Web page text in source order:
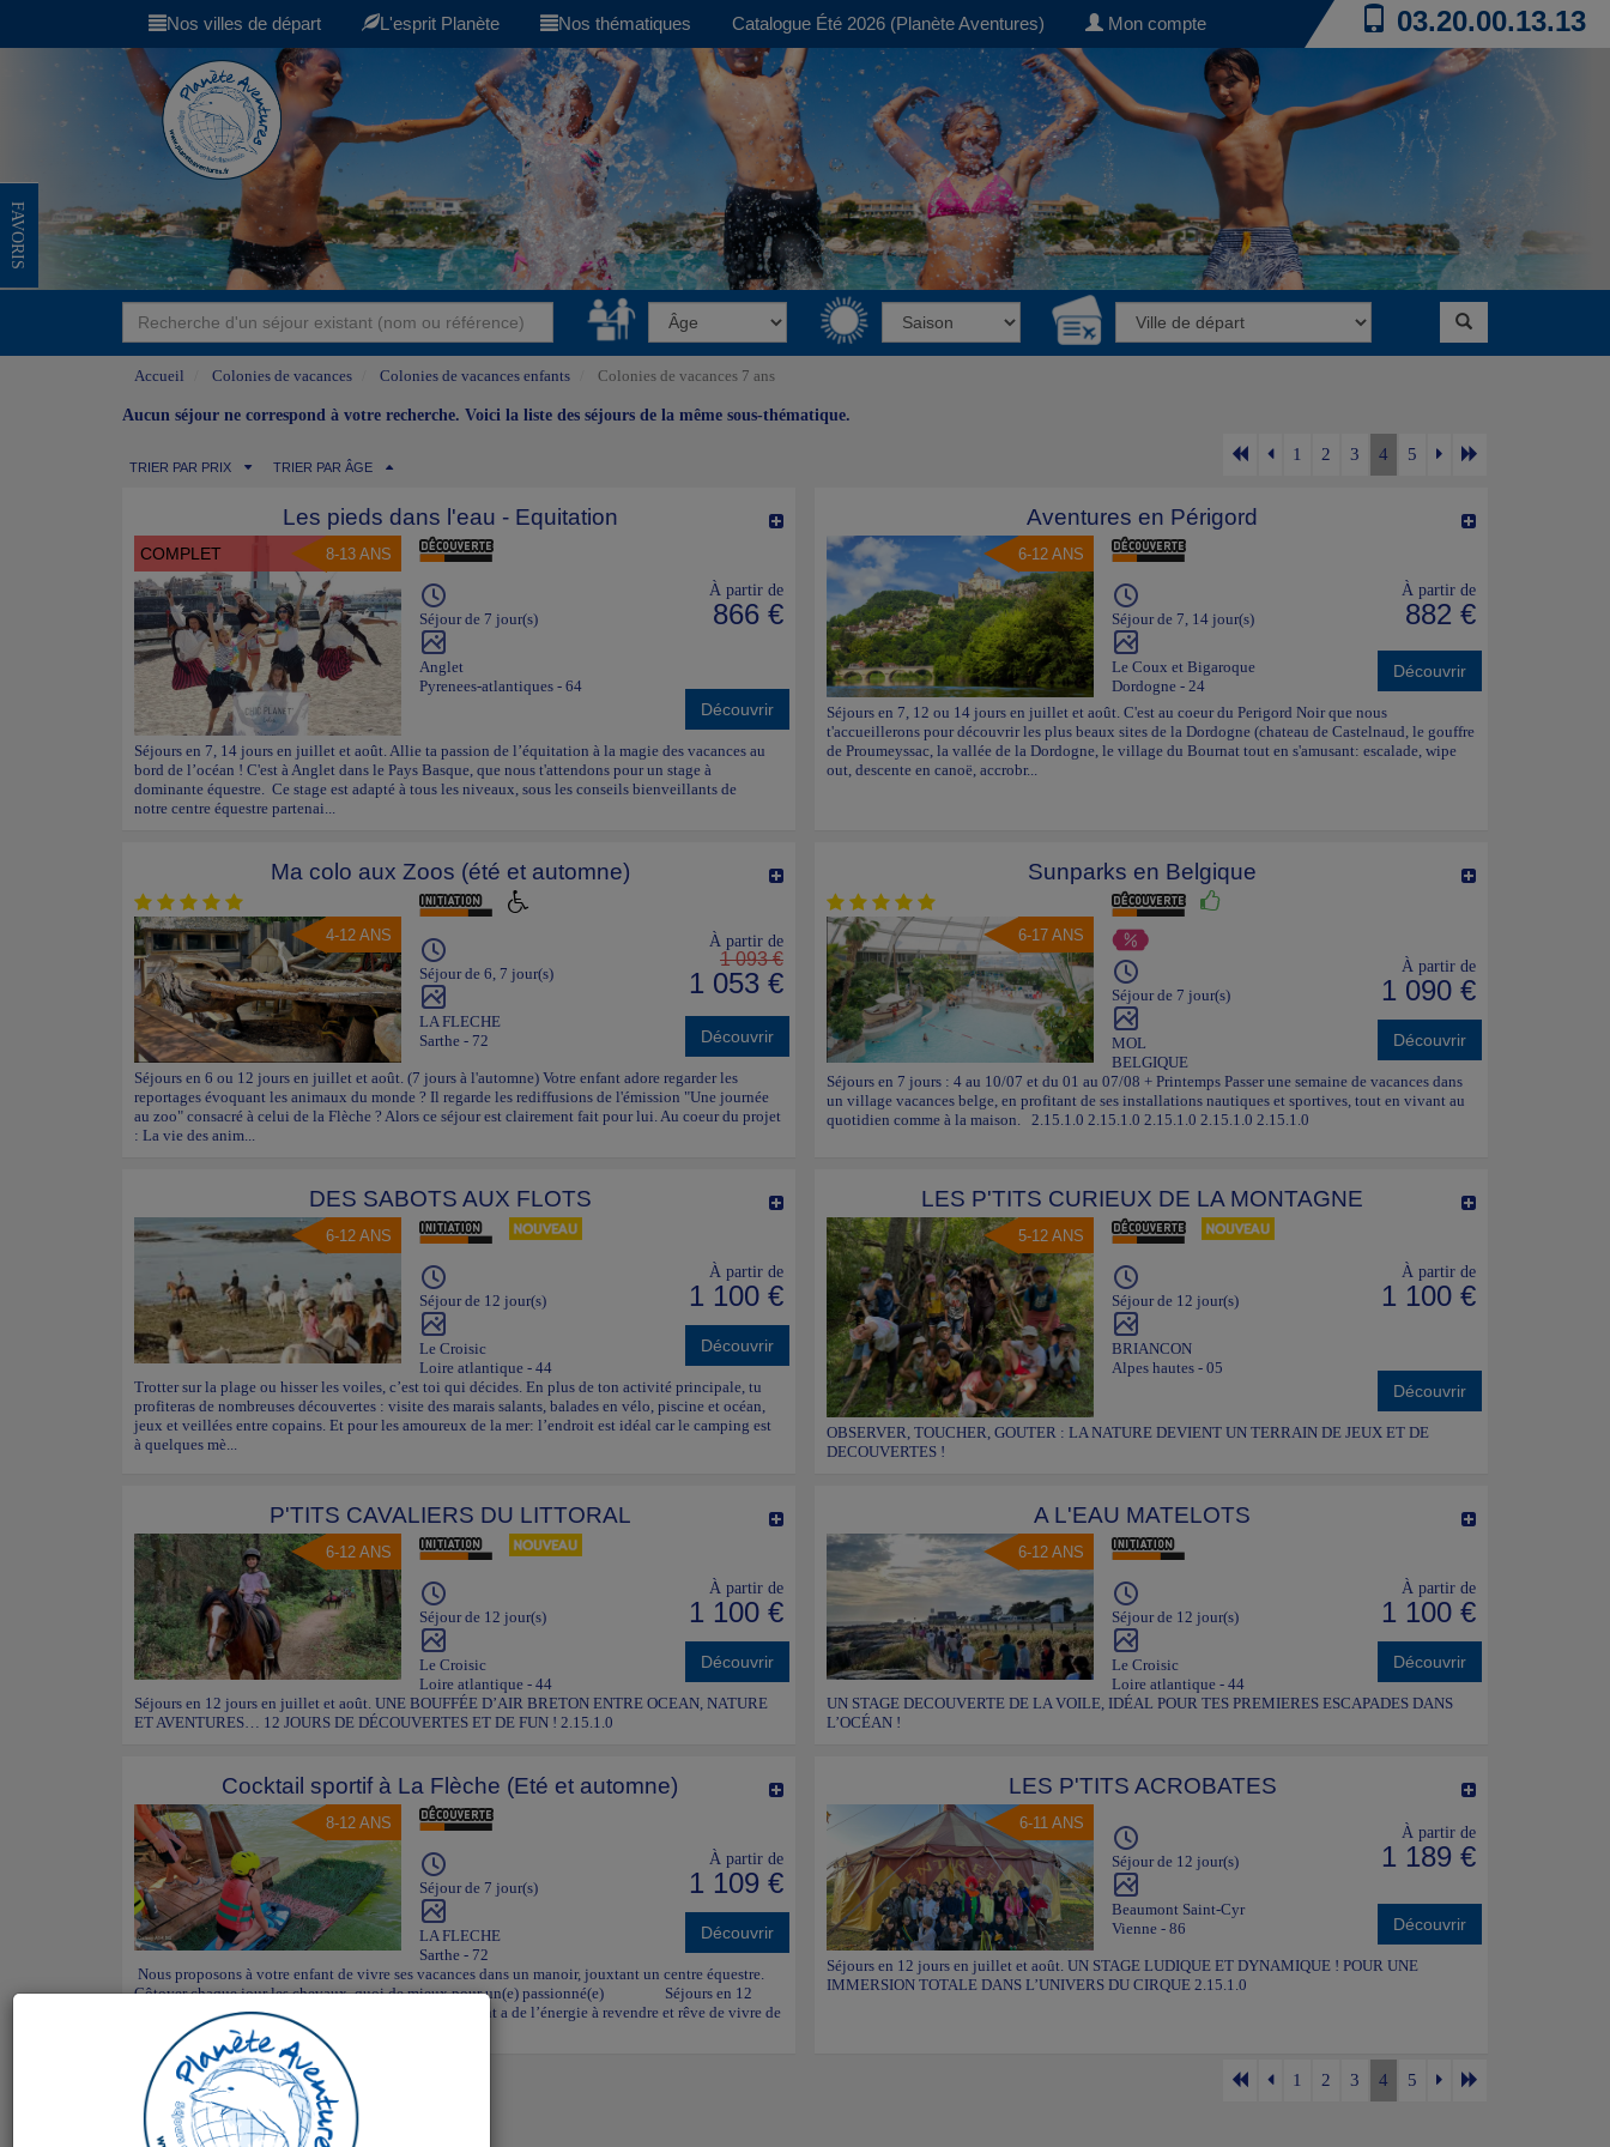
Nos villes de départ L'esprit Planète Nos thématiques Catalogue Été 2026 (Planète Aventures) Mon compte 03.20.00.13.13
FAVORIS
Accueil Colonies de vacances Colonies de vacances enfants Colonies de vacances 7 ans
Aucun séjour ne correspond à votre recherche. Voici la liste des séjours de la même sous-thématique.
TRIER PAR PRIX TRIER PAR ÂGE
1 2 3 4 5
Les pieds dans l'eau - Equitation
COMPLET 8-13 ANS
Séjour de 7 jour(s)
Anglet
Pyrenees-atlantiques - 64
À partir de
866 €
Découvrir
Séjours en 7, 14 jours en juillet et août. Allie ta passion de l’équitation à la magie des vacances au
bord de l’océan ! C'est à Anglet dans le Pays Basque, que nous t'attendons pour un stage à
dominante équestre. Ce stage est adapté à tous les niveaux, sous les conseils bienveillants de
notre centre équestre partenai...
Aventures en Périgord
6-12 ANS
Séjour de 7, 14 jour(s)
Le Coux et Bigaroque
Dordogne - 24
À partir de
882 €
Découvrir
Séjours en 7, 12 ou 14 jours en juillet et août. C'est au coeur du Perigord Noir que nous
t'accueillerons pour découvrir les plus beaux sites de la Dordogne (chateau de Castelnaud, le gouffre
de Proumeyssac, la vallée de la Dordogne, le village du Bournat tout en s'amusant: escalade, wipe
out, descente en canoë, accrobr...
Ma colo aux Zoos (été et automne)
4-12 ANS
Séjour de 6, 7 jour(s)
LA FLECHE
Sarthe - 72
À partir de
1 093 €
1 053 €
Découvrir
Séjours en 6 ou 12 jours en juillet et août. (7 jours à l'automne) Votre enfant adore regarder les
reportages évoquant les animaux du monde ? Il regarde les rediffusions de l'émission "Une journée
au zoo" consacré à celui de la Flèche ? Alors ce séjour est clairement fait pour lui. Au coeur du projet
: La vie des anim...
Sunparks en Belgique
6-17 ANS
Séjour de 7 jour(s)
MOL
BELGIQUE
À partir de
1 090 €
Découvrir
Séjours en 7 jours : 4 au 10/07 et du 01 au 07/08 + Printemps Passer une semaine de vacances dans
un village vacances belge, en profitant de ses installations nautiques et sportives, tout en vivant au
quotidien comme à la maison. 2.15.1.0 2.15.1.0 2.15.1.0 2.15.1.0 2.15.1.0
DES SABOTS AUX FLOTS
6-12 ANS
Séjour de 12 jour(s)
Le Croisic
Loire atlantique - 44
À partir de
1 100 €
Découvrir
Trotter sur la plage ou hisser les voiles, c’est toi qui décides. En plus de ton activité principale, tu
profiteras de nombreuses découvertes : visite des marais salants, balades en vélo, piscine et océan,
jeux et veillées entre copains. Et pour les amoureux de la mer: l’endroit est idéal car le camping est
à quelques mè...
LES P'TITS CURIEUX DE LA MONTAGNE
5-12 ANS
Séjour de 12 jour(s)
BRIANCON
Alpes hautes - 05
À partir de
1 100 €
Découvrir
OBSERVER, TOUCHER, GOUTER : LA NATURE DEVIENT UN TERRAIN DE JEUX ET DE
DECOUVERTES !
P'TITS CAVALIERS DU LITTORAL
6-12 ANS
Séjour de 12 jour(s)
Le Croisic
Loire atlantique - 44
À partir de
1 100 €
Découvrir
Séjours en 12 jours en juillet et août. UNE BOUFFÉE D’AIR BRETON ENTRE OCEAN, NATURE
ET AVENTURES… 12 JOURS DE DÉCOUVERTES ET DE FUN ! 2.15.1.0
A L'EAU MATELOTS
6-12 ANS
Séjour de 12 jour(s)
Le Croisic
Loire atlantique - 44
À partir de
1 100 €
Découvrir
UN STAGE DECOUVERTE DE LA VOILE, IDÉAL POUR TES PREMIERES ESCAPADES DANS
L’OCÉAN !
Cocktail sportif à La Flèche (Eté et automne)
8-12 ANS
Séjour de 7 jour(s)
LA FLECHE
Sarthe - 72
À partir de
1 109 €
Découvrir
Nous proposons à votre enfant de vivre ses vacances dans un manoir, jouxtant un centre équestre.
Côtoyer chaque jour les chevaux, quoi de mieux pour un(e) passionné(e) Séjours en 12
jours en juillet et août. (7 jours à l'automne) Votre enfant a de l’énergie à revendre et rêve de vivre de
nouvel...
LES P'TITS ACROBATES
6-11 ANS
Séjour de 12 jour(s)
Beaumont Saint-Cyr
Vienne - 86
À partir de
1 189 €
Découvrir
Séjours en 12 jours en juillet et août. UN STAGE LUDIQUE ET DYNAMIQUE ! POUR UNE
IMMERSION TOTALE DANS L’UNIVERS DU CIRQUE 2.15.1.0
1 2 3 4 5